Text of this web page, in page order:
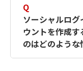
す。詳しい
何ですか？
ださい。
Q
ソーシャルロ
ウントを作成
のはどのような